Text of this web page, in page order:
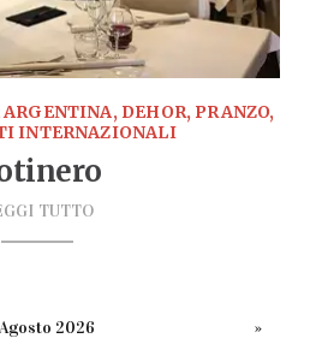
DEHOR, PRANZO,
INTERNAZIONALI
TUTTO
Agosto 2026
»